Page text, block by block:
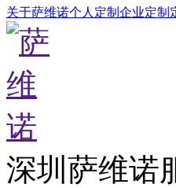
关于萨维诺个人定制 企业定制
深圳萨维诺